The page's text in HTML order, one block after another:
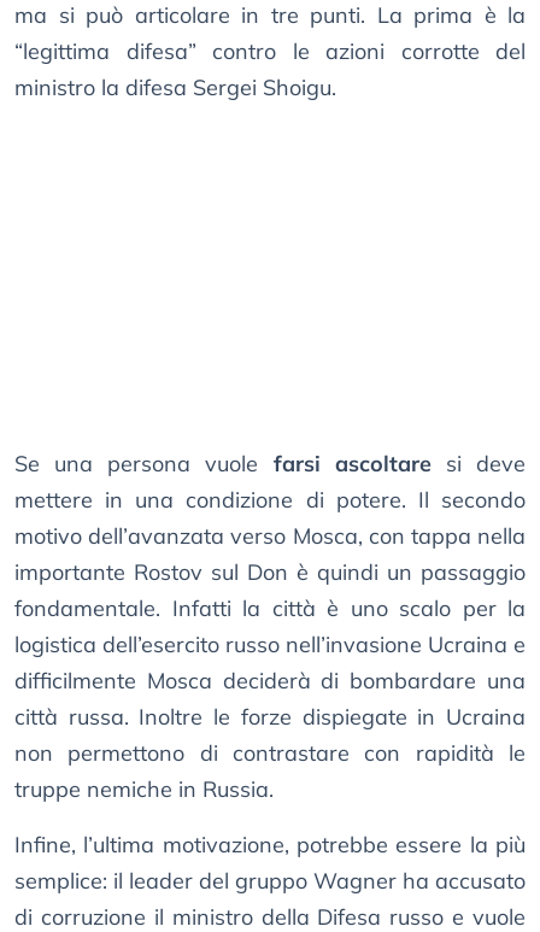
ma si può articolare in tre punti. La prima è la
“legittima difesa” contro le azioni corrotte del
ministro la difesa Sergei Shoigu.
Se una persona vuole farsi ascoltare si deve
mettere in una condizione di potere. Il secondo
motivo dell’avanzata verso Mosca, con tappa nella
importante Rostov sul Don è quindi un passaggio
fondamentale. Infatti la città è uno scalo per la
logistica dell’esercito russo nell’invasione Ucraina e
difficilmente Mosca deciderà di bombardare una
città russa. Inoltre le forze dispiegate in Ucraina
non permettono di contrastare con rapidità le
truppe nemiche in Russia.
Infine, l’ultima motivazione, potrebbe essere la più
semplice: il leader del gruppo Wagner ha accusato
di corruzione il ministro della Difesa russo e vuole